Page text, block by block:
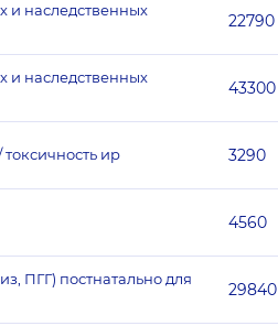
и наследственных
22790
и наследственных
43300
ир 3290
4560
ПГГ) постнатально для
29840